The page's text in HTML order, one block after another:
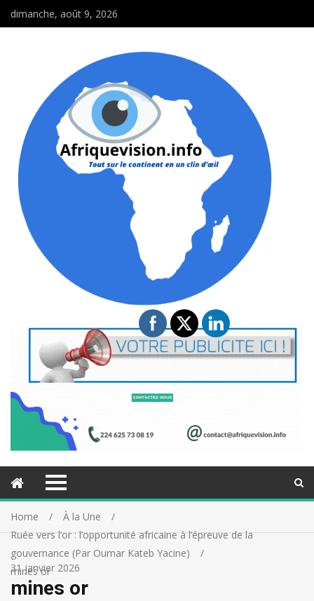
dimanche, août 9, 2026
Home
À la Une
Ruée vers l’or : l’opportunité africaine à l’épreuve de la
gouvernance (Par Oumar Kateb Yacine)
mines or
31 janvier 2026
mines or